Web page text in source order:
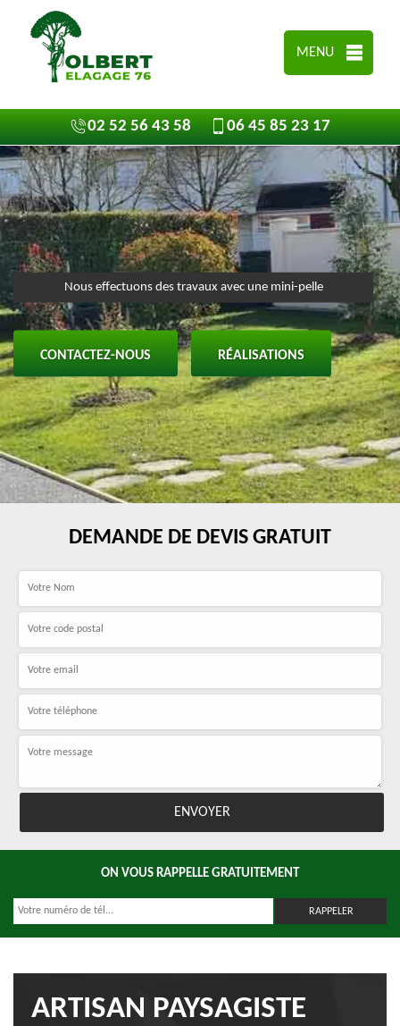
MENU
02 52 56 43 58 06 45 85 23 17
Nous effectuons des travaux avec une mini-pelle
CONTACTEZ-NOUS RÉALISATIONS
DEMANDE DE DEVIS GRATUIT
ON VOUS RAPPELLE GRATUITEMENT
ARTISAN PAYSAGISTE